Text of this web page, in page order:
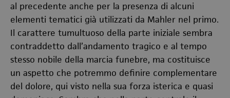
al precedente anche per la presenza di alcuni
elementi tematici già utilizzati da Mahler nel primo.
Il carattere tumultuoso della parte iniziale sembra
contraddetto dall’andamento tragico e al tempo
stesso nobile della marcia funebre, ma costituisce
un aspetto che potremmo definire complementare
del dolore, qui visto nella sua forza isterica e quasi